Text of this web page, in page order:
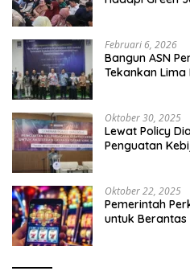
Februari 6, 2026
Bangun ASN
Tekankan Lima
Oktober 30, 2025
Lewat Policy
Penguatan
Oktober 22, 2025
Pemerintah
untuk Berantas